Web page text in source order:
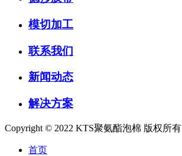
模切加工
联系我们
新闻动态
解决方案
Copyright © 2022 KTS聚氨酯泡棉 版权所有
首页